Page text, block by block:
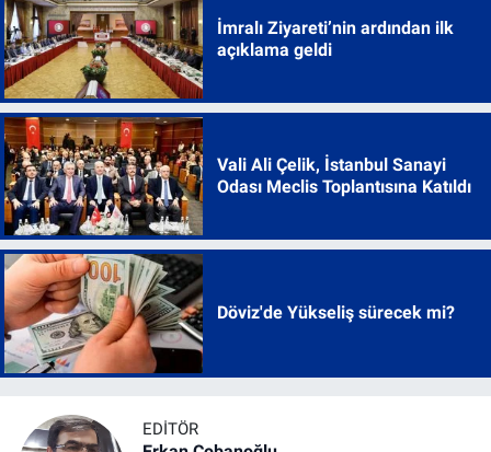
İmralı Ziyareti’nin ardından ilk
açıklama geldi
Vali Ali Çelik, İstanbul Sanayi
Odası Meclis Toplantısına Katıldı
Döviz'de Yükseliş sürecek mi?
EDITÖR